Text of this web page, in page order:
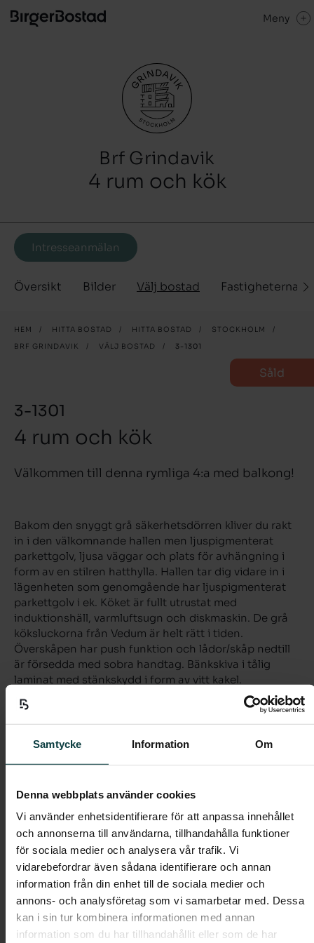
Samtycke Information Om
Denna webbplats använder cookies
Vi använder enhetsidentifierare för att anpassa innehållet
och annonserna till användarna, tillhandahålla funktioner
för sociala medier och analysera vår trafik. Vi
vidarebefordrar även sådana identifierare och annan
information från din enhet till de sociala medier och
annons- och analysföretag som vi samarbetar med. Dessa
kan i sin tur kombinera informationen med annan
information som du har tillhandahållit eller som de har
Meny
Brf Grindavik
4 rum och kök
Intresseanmälan
Översikt Bilder Välj bostad Fastigheterna
HEM / HITTA BOSTAD / HITTA BOSTAD / STOCKHOLM
/
BRF GRINDAVIK
/ VÄLJ BOSTAD / 3-1301
Såld
3-1301
4 rum och kök
Välkommen till denna rymliga 4:a med balkong!
Bakom den snyggt grå säkerhetsdörren kliver du rakt
in i den välkomnande hallen men ljuspigmenterat
parkettgolv, ljusa väggar och plats för avhängning i
form av en stilren hatthylla. Hallen tar dig vidare in i
lägenheten som genomgående har ljuspigmenterat
parkettgolv i ek. Köket är fullt utrustat med
induktionshäll, varmluftsugn och diskmaskin. De grå
köksluckorna från Vedum är helt rätt i tiden.
Överskåpen har push funktion och lådor/skåp nedtill
är försedda med sobra handtag. Bänkskiva i tålig
laminat med stänkskydd i form av vitt kakel.
Helkaklat badrum med handfat, kommod (lådor) och
spegel med belysning ovanför. På golvet ligger ett
naturfärgat klinker och vita liggande kakelplattor på
vägg.
Förvaring i form av garderober, städskåp och förråd
enligt planlösning.
Lägenheten har genomgående parkettgolv i
ljuspigmenterad ek, vitmålade väggar, fönsterbänkar i
natursten och vita släta innerdörrar.
Värme, vatten, bredband och telefoni ingår i